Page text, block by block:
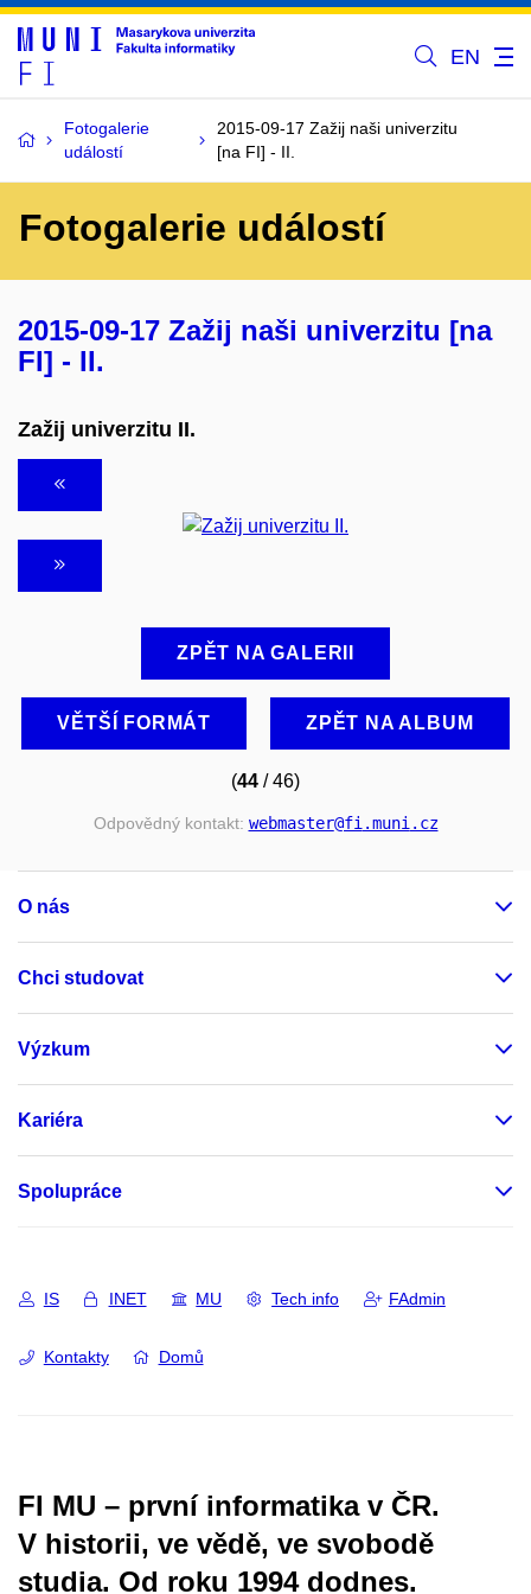
EN
Fotogalerie
událostí
2015-09-17 Zažij naši univerzitu
[na FI] - II.
Fotogalerie událostí
2015-09-17 Zažij naši univerzitu [na
FI] - II.
Zažij univerzitu II.
ZPĚT NA GALERII
VĚTŠÍ FORMÁT ZPĚT NA ALBUM
(44 / 46)
Odpovědný kontakt: webmaster@fi.muni.cz
O nás
Chci studovat
Výzkum
Kariéra
Spolupráce
IS INET MU Tech info FAdmin
Kontakty Domů
FI MU – první informatika v ČR.
V historii, ve vědě, ve svobodě
studia. Od roku 1994 dodnes.